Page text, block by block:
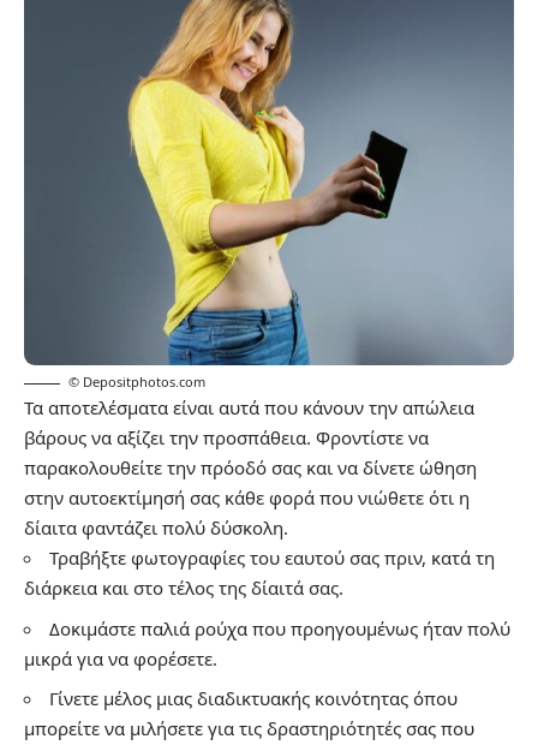
© Depositphotos.com
Τα αποτελέσματα είναι αυτά που κάνουν την απώλεια
βάρους να αξίζει την προσπάθεια. Φροντίστε να
παρακολουθείτε την πρόοδό σας και να δίνετε ώθηση
στην αυτοεκτίμησή σας κάθε φορά που νιώθετε ότι η
δίαιτα φαντάζει πολύ δύσκολη.
Τραβήξτε φωτογραφίες του εαυτού σας πριν, κατά τη
διάρκεια και στο τέλος της δίαιτά σας.
Δοκιμάστε παλιά ρούχα που προηγουμένως ήταν πολύ
μικρά για να φορέσετε.
Γίνετε μέλος μιας διαδικτυακής κοινότητας όπου
μπορείτε να μιλήσετε για τις δραστηριότητές σας που